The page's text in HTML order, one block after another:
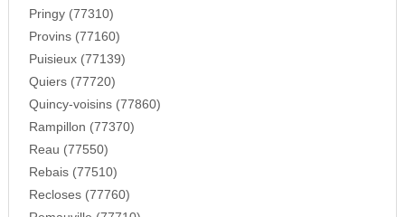
Pringy (77310)
Provins (77160)
Puisieux (77139)
Quiers (77720)
Quincy-voisins (77860)
Rampillon (77370)
Reau (77550)
Rebais (77510)
Recloses (77760)